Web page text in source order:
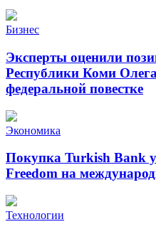
Бизнес
Эксперты оценили
Республики Коми
федеральной повестке
Экономика
Покупка Turkish Bank
Freedom на
Технологии